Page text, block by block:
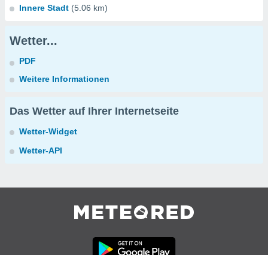
Innere Stadt (5.06 km)
Wetter...
PDF
Weitere Informationen
Das Wetter auf Ihrer Internetseite
Wetter-Widget
Wetter-API